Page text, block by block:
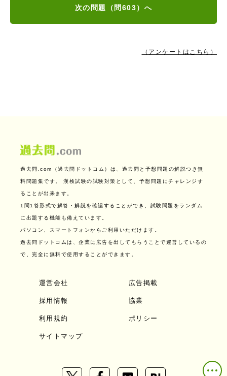
次の問題（問603）へ
（アンケートはこちら）
過去問.com（過去問ドットコム）は、過去問と予想問題の解説つき無
料問題集です。 漢検試験の試験対策として、予想問題にチャレンジす
ることが出来ます。
1問1答形式で解答・解説を確認することができ、試験問題をランダム
に出題する機能も備えています。
パソコン、スマートフォンからご利用いただけます。
過去問ドットコムは、企業に広告を出してもらうことで運営しているの
で、完全に無料で使用することができます。
運営会社 広告掲載
採用情報 協業
利用規約 ポリシー
サイトマップ